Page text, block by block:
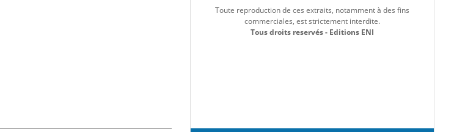
Toute reproduction de ces extraits, notamment à des fins
commerciales, est strictement interdite.
Tous droits reservés - Editions ENI